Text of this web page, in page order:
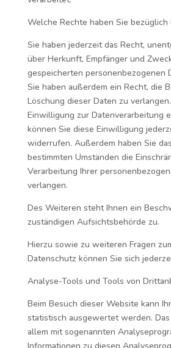
Welche Rechte haben Sie bezüglich
Sie haben jederzeit das Recht,
über Herkunft, Empfänger und
gespeicherten personenbezogenen
Sie haben außerdem ein Recht, die
Löschung dieser Daten zu
Einwilligung zur Datenverarbeitung
können Sie diese Einwilligung
widerrufen. Außerdem haben Sie
bestimmten Umständen die
Verarbeitung Ihrer
verlangen.
Des Weiteren steht Ihnen ein
zuständigen Aufsichtsbehörde zu.
Hierzu sowie zu weiteren Fragen
Datenschutz können Sie sich
Analyse-Tools und Tools von
Beim Besuch dieser Website kann
statistisch ausgewertet werden.
allem mit sogenannten